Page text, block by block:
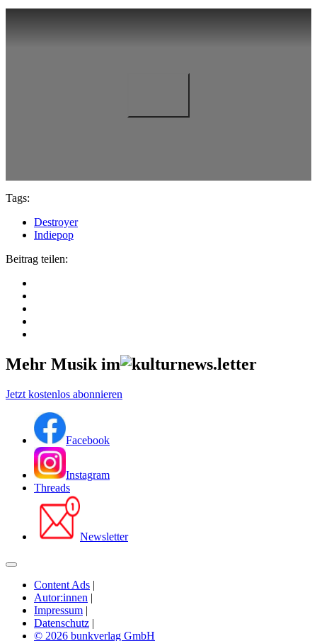
Tags:
Destroyer
Indiepop
Beitrag teilen:
Mehr Musik im
Jetzt kostenlos abonnieren
Facebook
Instagram
Threads
Newsletter
Content Ads |
Autor:innen |
Impressum |
Datenschutz |
© 2026 bunkverlag GmbH